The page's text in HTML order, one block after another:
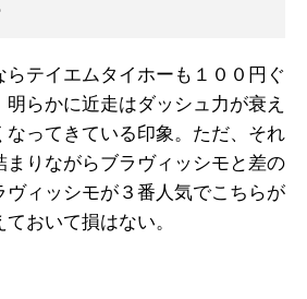
らテイエムタイホーも１００円ぐ
明らかに近走はダッシュ力が衰え
なってきている印象。ただ、それ
まりながらブラヴィッシモと差の
ヴィッシモが３番人気でこちらが
おいて損はない。